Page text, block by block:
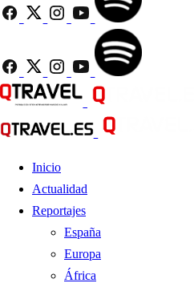
Inicio
Actualidad
Reportajes
España
Europa
África